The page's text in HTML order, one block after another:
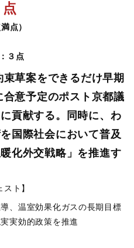
点
点）
３点
草案をできるだけ早期
意予定のポスト京都議
貢献する。同時に、わ
国際社会において普及
化外交戦略」を推進す
ト】
、温室効果化ガスの長期目標
実効的政策を推進